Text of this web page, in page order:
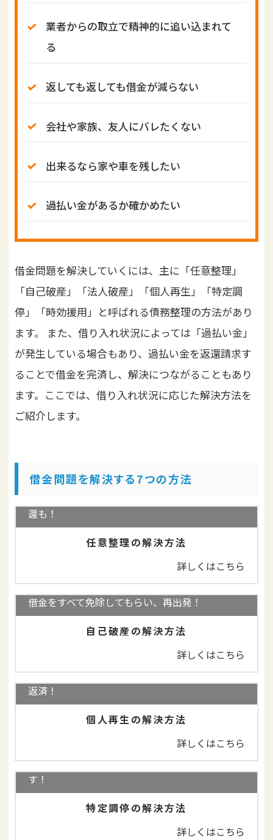
業者からの取立で精神的に追い込まれて
る
返しても返しても借金が減らない
会社や家族、友人にバレたくない
出来るなら家や車を残したい
過払い金があるか確かめたい
借金問題を解決していくには、主に「任意整理」
「自己破産」「法人破産」「個人再生」「特定調
停」「時効援用」と呼ばれる債務整理の方法があり
ます。 また、借り入れ状況によっては「過払い金」
が発生している場合もあり、過払い金を返還請求す
ることで借金を完済し、解決につながることもあり
ます。ここでは、借り入れ状況に応じた解決方法を
ご紹介します。
借金問題を解決する7つの方法
還も！
任意整理の解決方法
詳しくはこちら
借金をすべて免除してもらい、再出発！
自己破産の解決方法
詳しくはこちら
住宅を守りながら、借金を大幅減額＋3年で分割
返済！
個人再生の解決方法
詳しくはこちら
司法書士に依頼せずにご自身で行うことができま
す！
特定調停の解決方法
詳しくはこちら